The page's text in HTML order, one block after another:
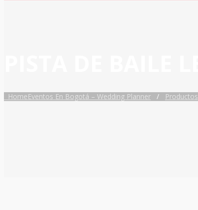
HomeEventos En Bogotá – Wedding Planner / Productos